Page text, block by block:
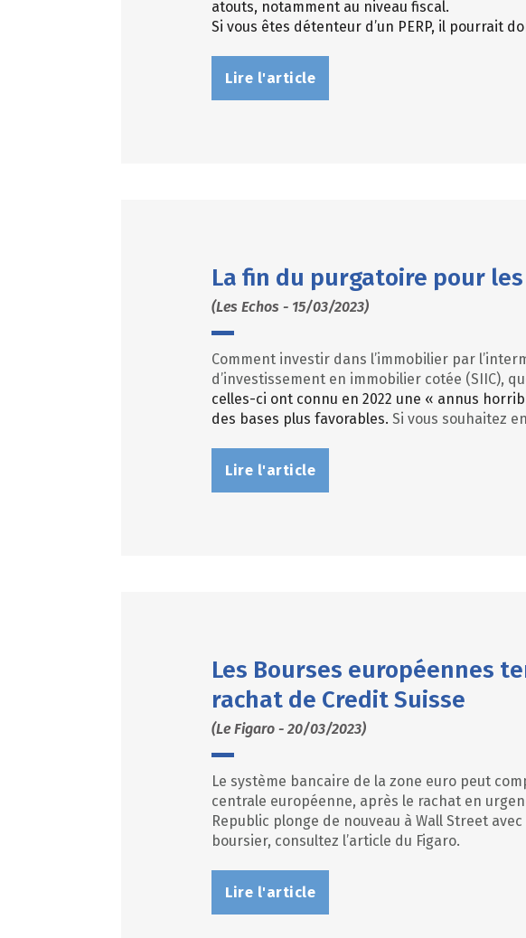
atouts, notamment au niveau fiscal.
Si vous êtes détenteur d’un PERP, il pourrait
Lire l'article
La fin du purgatoire pour
(Les Echos - 15/03/2023)
Comment investir dans l’immobilier par
d’investissement en immobilier cotée (SIIC),
celles-ci ont connu en 2022 une « annus
des bases plus favorables. Si vous souhaitez
Lire l'article
Les Bourses européennes
rachat de Credit Suisse
(Le Figaro - 20/03/2023)
Le système bancaire de la zone euro peut
centrale européenne, après le rachat en
Republic plonge de nouveau à Wall Street
boursier, consultez l’article du Figaro.
Lire l'article